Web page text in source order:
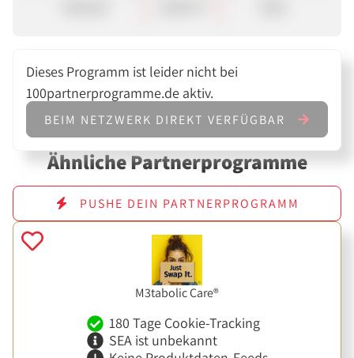
Dieses Programm ist leider nicht bei
100partnerprogramme.de aktiv.
BEIM NETZWERK DIREKT VERFÜGBAR
Ähnliche Partnerprogramme
PUSHE DEIN PARTNERPROGRAMM
M3tabolic Care®
180 Tage Cookie-Tracking
SEA ist unbekannt